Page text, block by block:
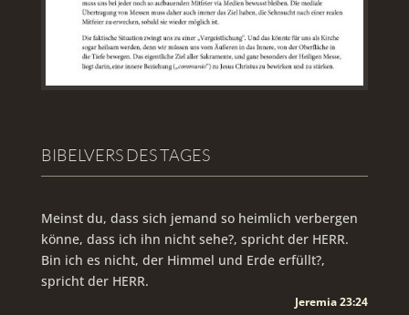
BIBELVERS DES TAGES
Meinst du, dass sich jemand so heimlich verbergen
könne, dass ich ihn nicht sehe?, spricht der HERR.
Bin ich es nicht, der Himmel und Erde erfüllt?,
spricht der HERR.
Jeremia 23:24